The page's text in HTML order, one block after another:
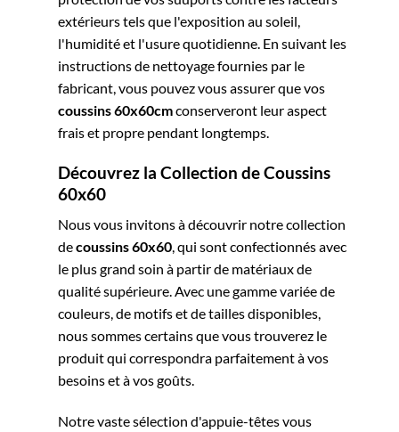
extérieurs tels que l'exposition au soleil,
l'humidité et l'usure quotidienne. En suivant les
instructions de nettoyage fournies par le
fabricant, vous pouvez vous assurer que vos
coussins 60x60cmconserveront leur aspect
frais et propre pendant longtemps.
Découvrez la Collection de Coussins
60x60
Nous vous invitons à découvrir notre collection
decoussins 60x60, qui sont confectionnés avec
le plus grand soin à partir de matériaux de
qualité supérieure. Avec une gamme variée de
couleurs, de motifs et de tailles disponibles,
nous sommes certains que vous trouverez le
produit qui correspondra parfaitement à vos
besoins et à vos goûts.
Notre vaste sélection d'appuie-têtes vous